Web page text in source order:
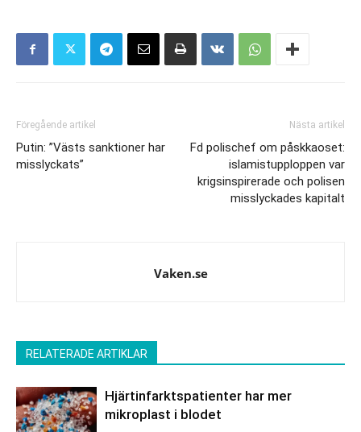
Föregående artikel
Putin: ”Västs sanktioner har
misslyckats”
Nästa artikel
Fd polischef om påskkaoset:
islamistupploppen var
krigsinspirerade och polisen
misslyckades kapitalt
Vaken.se
RELATERADE ARTIKLAR
Hjärtinfarktspatienter har mer
mikroplast i blodet